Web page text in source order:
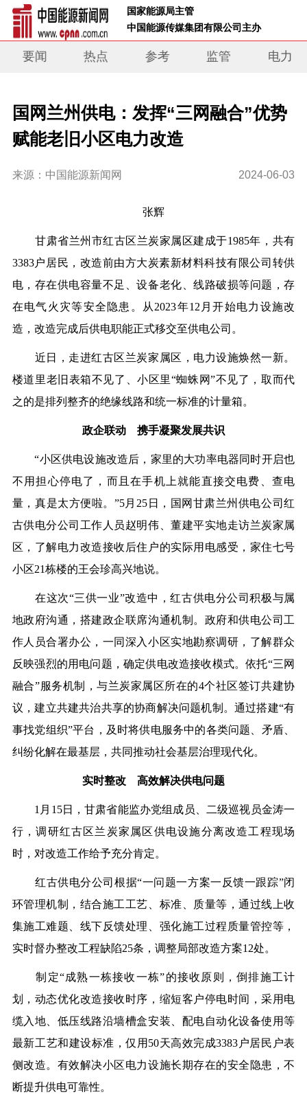
国家能源局主管
中国能源传媒集团有限公司主办
要闻 热点 参考 监管 电力
国网兰州供电：发挥“三网融合”优势
赋能老旧小区电力改造
来源：中国能源新闻网 2024-06-03
张辉
甘肃省兰州市红古区兰炭家属区建成于1985年，共有
3383户居民，改造前由方大炭素新材料科技有限公司转供
电，存在供电容量不足、设备老化、线路破损等问题，存
在电气火灾等安全隐患。从2023年12月开始电力设施改
造，改造完成后供电职能正式移交至供电公司。
近日，走进红古区兰炭家属区，电力设施焕然一新。
楼道里老旧表箱不见了、小区里“蜘蛛网”不见了，取而代
之的是排列整齐的绝缘线路和统一标准的计量箱。
政企联动 携手凝聚发展共识
“小区供电设施改造后，家里的大功率电器同时开启也
不用担心停电了，而且在手机上就能直接交电费、查电
量，真是太方便啦。”5月25日，国网甘肃兰州供电公司红
古供电分公司工作人员赵明伟、董建平实地走访兰炭家属
区，了解电力改造接收后住户的实际用电感受，家住七号
小区21栋楼的王会珍高兴地说。
在这次“三供一业”改造中，红古供电分公司积极与属
地政府沟通，搭建政企联席沟通机制。政府和供电公司工
作人员合署办公，一同深入小区实地勘察调研，了解群众
反映强烈的用电问题，确定供电改造接收模式。依托“三网
融合”服务机制，与兰炭家属区所在的4个社区签订共建协
议，建立共建共治共享的协商解决问题机制。通过搭建“有
事找党组织”平台，及时将供电服务中的各类问题、矛盾、
纠纷化解在最基层，共同推动社会基层治理现代化。
实时整改 高效解决供电问题
1月15日，甘肃省能监办党组成员、二级巡视员金涛一
行，调研红古区兰炭家属区供电设施分离改造工程现场
时，对改造工作给予充分肯定。
红古供电分公司根据“一问题一方案一反馈一跟踪”闭
环管理机制，结合施工工艺、标准、质量等，通过线上收
集施工难题、线下反馈处理、强化施工过程质量管控等，
实时督办整改工程缺陷25条，调整局部改造方案12处。
制定“成熟一栋接收一栋”的接收原则，倒排施工计
划，动态优化改造接收时序，缩短客户停电时间，采用电
缆入地、低压线路沿墙槽盒安装、配电自动化设备使用等
最新工艺和建设标准，仅用50天高效完成3383户居民户表
侧改造。有效解决小区电力设施长期存在的安全隐患，不
断提升供电可靠性。